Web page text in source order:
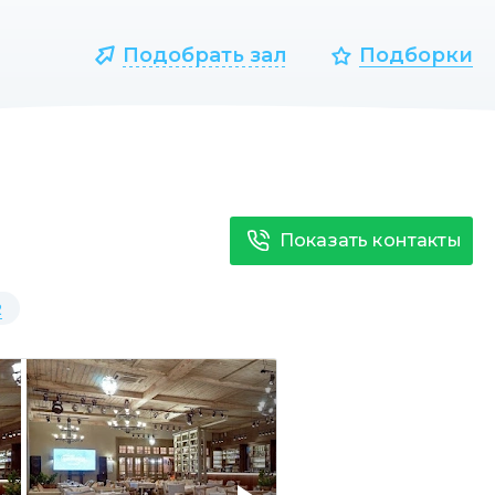
Подобрать зал Подборки
Показать контакты